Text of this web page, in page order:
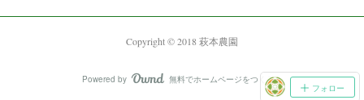
フォロー
Copyright © 2018 萩本農園
Powered by AmebaOwnd
無料でホームページをつくろう